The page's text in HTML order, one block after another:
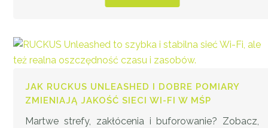
JAK RUCKUS UNLEASHED I DOBRE POMIARY
ZMIENIAJĄ JAKOŚĆ SIECI WI-FI W MŚP
Martwe strefy, zakłócenia i buforowanie? Zobacz,